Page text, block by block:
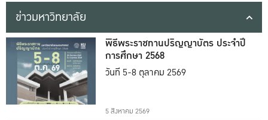
ข่าวมหาวิทยาลัย
พิธีพระราชทานปริญญาบัตร ประจำปี
การศึกษา 2568
วันที่ 5-8 ตุลาคม 2569
5 สิงหาคม 2569